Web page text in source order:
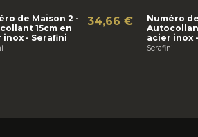
de Maison 2 -
15cm en
inox - Serafini
34,66 €
Numéro
acier inox
Serafini